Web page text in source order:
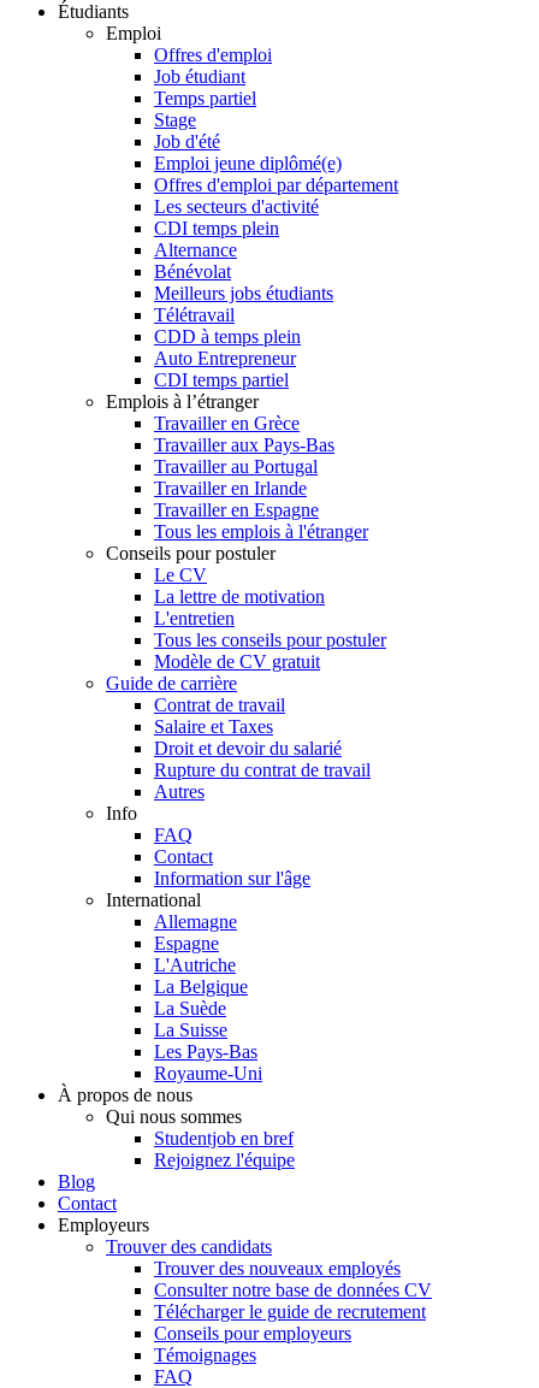
Étudiants
Emploi
Offres d'emploi
Job étudiant
Temps partiel
Stage
Job d'été
Emploi jeune diplômé(e)
Offres d'emploi par département
Les secteurs d'activité
CDI temps plein
Alternance
Bénévolat
Meilleurs jobs étudiants
Télétravail
CDD à temps plein
Auto Entrepreneur
CDI temps partiel
Emplois à l’étranger
Travailler en Grèce
Travailler aux Pays-Bas
Travailler au Portugal
Travailler en Irlande
Travailler en Espagne
Tous les emplois à l'étranger
Conseils pour postuler
Le CV
La lettre de motivation
L'entretien
Tous les conseils pour postuler
Modèle de CV gratuit
Guide de carrière
Contrat de travail
Salaire et Taxes
Droit et devoir du salarié
Rupture du contrat de travail
Autres
Info
FAQ
Contact
Information sur l'âge
International
Allemagne
Espagne
L'Autriche
La Belgique
La Suède
La Suisse
Les Pays-Bas
Royaume-Uni
À propos de nous
Qui nous sommes
Studentjob en bref
Rejoignez l'équipe
Blog
Contact
Employeurs
Trouver des candidats
Trouver des nouveaux employés
Consulter notre base de données CV
Télécharger le guide de recrutement
Conseils pour employeurs
Témoignages
FAQ